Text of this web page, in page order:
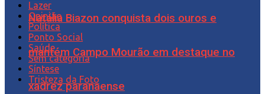
Natália Biazon conquista dois ouros e
mantém Campo Mourão em destaque no
xadrez paranaense
Lazer
Opinião
Política
Ponto Social
Saúde
Sem categoria
Síntese
Tristeza da Foto